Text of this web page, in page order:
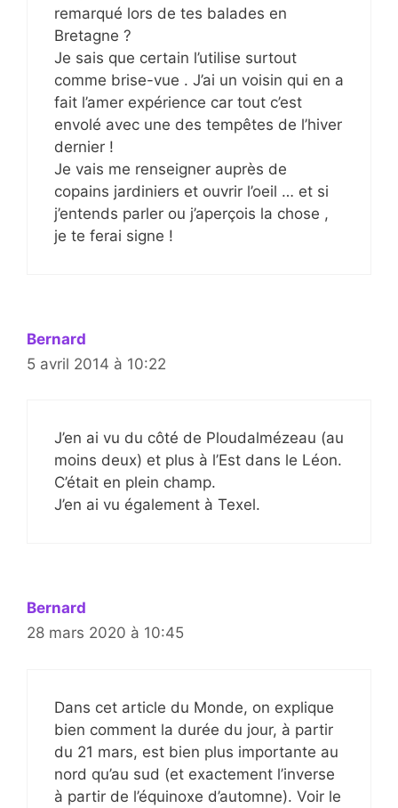
remarqué lors de tes balades en
Bretagne ?
Je sais que certain l’utilise surtout
comme brise-vue . J’ai un voisin qui en a
fait l’amer expérience car tout c’est
envolé avec une des tempêtes de l’hiver
dernier !
Je vais me renseigner auprès de
copains jardiniers et ouvrir l’oeil … et si
j’entends parler ou j’aperçois la chose ,
je te ferai signe !
Bernard
5 avril 2014 à 10:22
J’en ai vu du côté de Ploudalmézeau (au
moins deux) et plus à l’Est dans le Léon.
C’était en plein champ.
J’en ai vu également à Texel.
Bernard
28 mars 2020 à 10:45
Dans cet article du Monde, on explique
bien comment la durée du jour, à partir
du 21 mars, est bien plus importante au
nord qu’au sud (et exactement l’inverse
à partir de l’équinoxe d’automne). Voir le